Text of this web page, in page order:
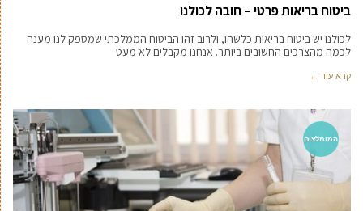
ביטוח בריאות פרטי – חובה לכולנו
לכולנו יש ביטוח בריאות כלשהו, ולרוב זהו הביטוח הממלכתי שמספק לנו מענה
לכמה מהצרכים החשובים ביותר. אנחנו מקבלים לא מעט
קרא עוד ←
המומלצים